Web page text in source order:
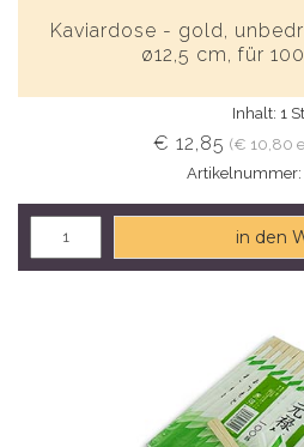
Kaviardose - gold,
ø12,5 cm, für
Inhalt: 1 St
€ 12,85 (€ 10,80
Artikelnummer:
in den